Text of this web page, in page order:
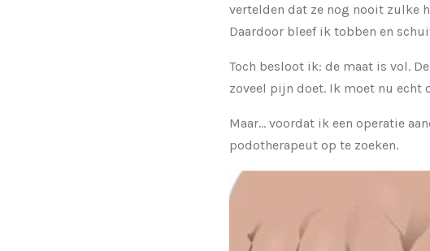
vertelden dat ze nog nooit zulke
Daardoor bleef ik tobben en
Toch besloot ik: de maat is vol.
zoveel pijn doet. Ik moet nu echt
Maar… voordat ik een operatie
podotherapeut op te zoeken.